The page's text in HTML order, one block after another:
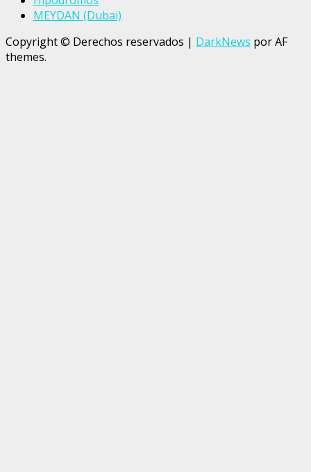
MEYDAN (Dubai)
Copyright © Derechos reservados | DarkNews por AF
themes.